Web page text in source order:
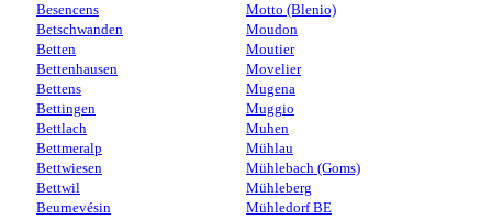
Besencens
Betschwanden
Betten
Bettenhausen
Bettens
Bettingen
Bettlach
Bettmeralp
Bettwiesen
Bettwil
Beurnevésin
Motto (Blenio)
Moudon
Moutier
Movelier
Mugena
Muggio
Muhen
Mühlau
Mühlebach (Goms)
Mühleberg
Mühledorf BE